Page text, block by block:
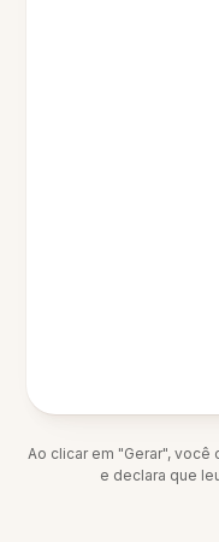
Ao clicar em "Gerar",
e declara que